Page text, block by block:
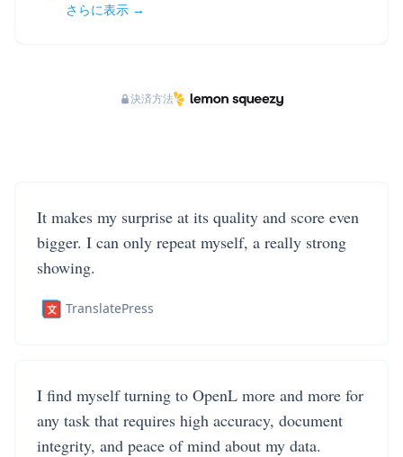
さらに表示 →
決済方法
It makes my surprise at its quality and score even
bigger. I can only repeat myself, a really strong
showing.
TranslatePress
I find myself turning to OpenL more and more for
any task that requires high accuracy, document
integrity, and peace of mind about my data.